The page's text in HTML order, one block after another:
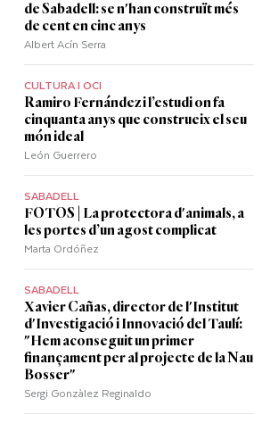
de Sabadell: se n'han construït més
de cent en cinc anys
Albert Acín Serra
CULTURA I OCI
Ramiro Fernández i l’estudi on fa
cinquanta anys que construeix el seu
món ideal
León Guerrero
SABADELL
FOTOS | La protectora d'animals, a
les portes d’un agost complicat
Marta Ordóñez
SABADELL
Xavier Cañas, director de l'Institut
d'Investigació i Innovació del Taulí:
"Hem aconseguit un primer
finançament per al projecte de la Nau
Bosser"
Sergi Gonzàlez Reginaldo